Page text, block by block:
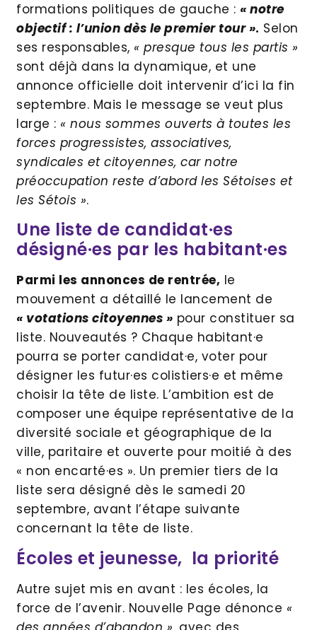
formations politiques de gauche : « notre
objectif : l’union dès le premier tour ». Selon
ses responsables, « presque tous les partis »
sont déjà dans la dynamique, et une
annonce officielle doit intervenir d’ici la fin
septembre. Mais le message se veut plus
large : « nous sommes ouverts à toutes les
forces progressistes, associatives,
syndicales et citoyennes, car notre
préoccupation reste d’abord les Sétoises et
les Sétois ».
Une liste de candidat·es
désigné·es par les habitant·es
Parmi les annonces de rentrée, le
mouvement a détaillé le lancement de
« votations citoyennes » pour constituer sa
liste. Nouveautés ? Chaque habitant·e
pourra se porter candidat·e, voter pour
désigner les futur·es colistiers·e et même
choisir la tête de liste. L’ambition est de
composer une équipe représentative de la
diversité sociale et géographique de la
ville, paritaire et ouverte pour moitié à des
« non encarté·es ». Un premier tiers de la
liste sera désigné dès le samedi 20
septembre, avant l’étape suivante
concernant la tête de liste.
Écoles et jeunesse, la priorité
Autre sujet mis en avant : les écoles, la
force de l’avenir. Nouvelle Page dénonce «